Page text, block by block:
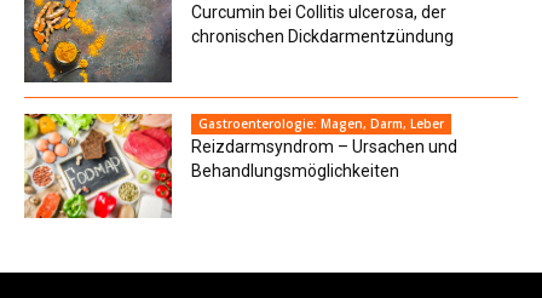
Curcumin bei Collitis ulcerosa, der
chronischen Dickdarmentzündung
Gastroenterologie: Magen, Darm, Leber
Reizdarmsyndrom – Ursachen und
Behandlungsmöglichkeiten